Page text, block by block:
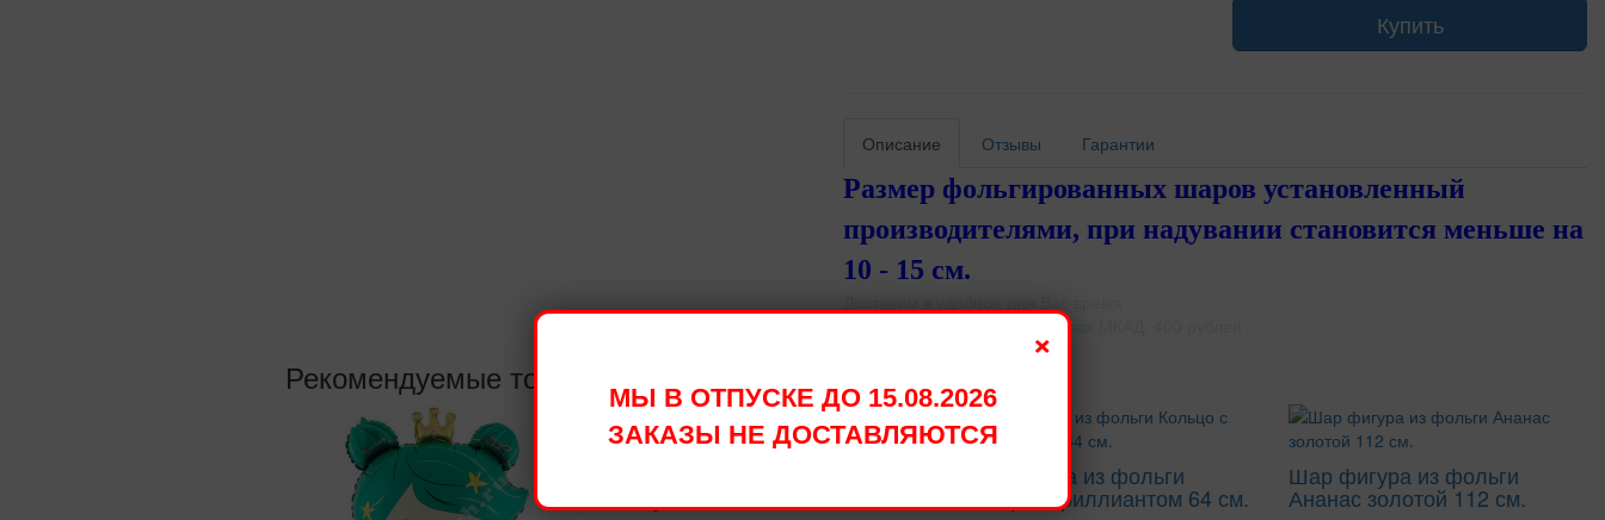
Купить
Описание Отзывы Гарантии
Размер фольгированных шаров установленный
производителями, при надувании становится меньше на
10 - 15 см.
Стоимость доставки в пределах МКАД: 400 рублей
Рекомендуемые товары
Шар фигура из фольги
Кольцо с бриллиантом 64 см.
Шар фигура из фольги
Ананас золотой 112 см.
×
МЫ В ОТПУСКЕ ДО 15.08.2026
ЗАКАЗЫ НЕ ДОСТАВЛЯЮТСЯ